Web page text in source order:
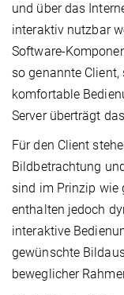
und über das
interaktiv nutzbar
Software-
so genannte
komfortable
Server überträgt
Für den Client
Bildbetrachtung
sind im Prinzip wie
enthalten jedoch
interaktive
gewünschte
beweglicher